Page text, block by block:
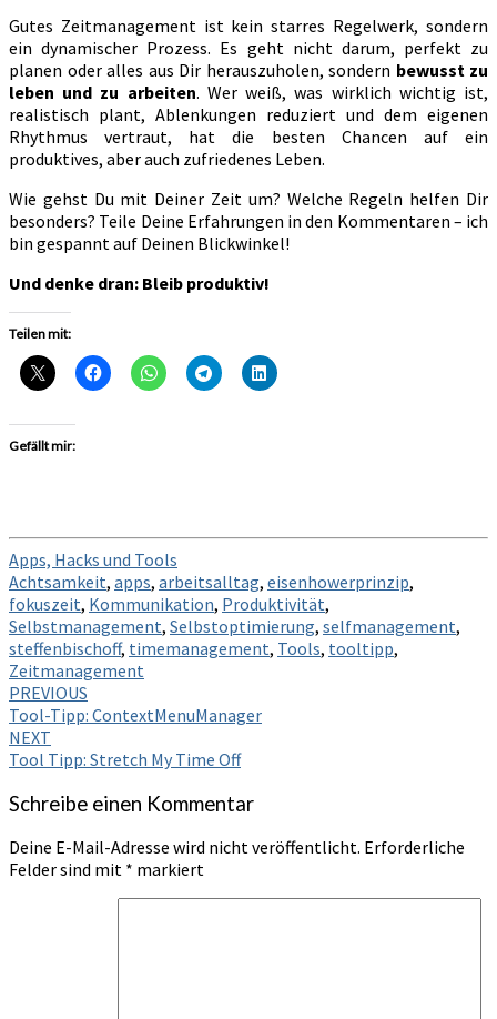
Gutes Zeitmanagement ist kein starres Regelwerk, sondern
ein dynamischer Prozess. Es geht nicht darum, perfekt zu
planen oder alles aus Dir herauszuholen, sondern bewusst zu
leben und zu arbeiten. Wer weiß, was wirklich wichtig ist,
realistisch plant, Ablenkungen reduziert und dem eigenen
Rhythmus vertraut, hat die besten Chancen auf ein
produktives, aber auch zufriedenes Leben.
Wie gehst Du mit Deiner Zeit um? Welche Regeln helfen Dir
besonders? Teile Deine Erfahrungen in den Kommentaren – ich
bin gespannt auf Deinen Blickwinkel!
Und denke dran: Bleib produktiv!
Teilen mit:
Gefällt mir:
Apps, Hacks und Tools
Achtsamkeit, apps, arbeitsalltag, eisenhowerprinzip,
fokuszeit, Kommunikation, Produktivität,
Selbstmanagement, Selbstoptimierung, selfmanagement,
steffenbischoff, timemanagement, Tools, tooltipp,
Zeitmanagement
Post
navigation
PREVIOUS
Tool-Tipp: ContextMenuManager
NEXT
Tool Tipp: Stretch My Time Off
Schreibe einen Kommentar
Deine E-Mail-Adresse wird nicht veröffentlicht. Erforderliche
Felder sind mit * markiert